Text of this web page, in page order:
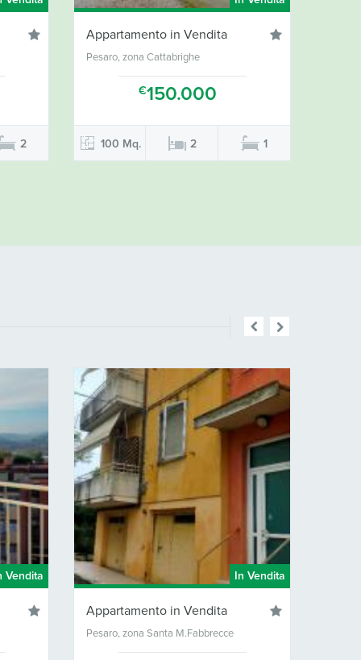
2
Appartamento in Vendita
Pesaro, zona Cattabrighe
€150.000
100 Mq. 2 1
In Vendita
Appartamento in Vendita
Pesaro, zona Santa M.Fabbrecce
Appartamento